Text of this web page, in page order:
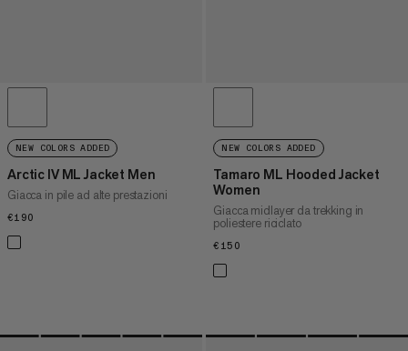
NEW COLORS ADDED
Arctic IV ML Jacket Men
Giacca in pile ad alte prestazioni
€190
NEW COLORS ADDED
Tamaro ML Hooded Jacket
Women
Giacca midlayer da trekking in
poliestere riciclato
€150